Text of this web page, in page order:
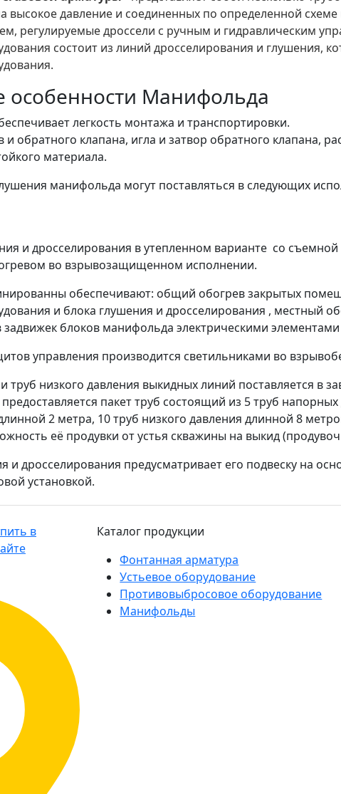
высокое давление и соединенных по определенной
регулируемые дроссели с ручным и гидравлическим
состоит из линий дросселирования и глушения,
особенности Манифольда
легкость монтажа и транспортировки.
и обратного клапана, игла и затвор обратного клапана,
материала.
манифольда могут поставляться в следующих
и дросселирования в утепленном варианте со
во взрывозащищенном исполнении.
обеспечивают: общий обогрев закрытых
и блока глушения и дросселирования , местный
задвижек блоков манифольда электрическими
управления производится светильниками во
труб низкого давления выкидных линий поставляется в
пакет труб состоящий из 5 труб
2 метра, 10 труб низкого давления длинной 8
её продувки от устья скважины на выкид
и дросселирования предусматривает его подвеску на
установкой.
Каталог продукции
Фонтанная арматура
Устьевое оборудование
Противовыбросовое оборудование
Манифольды